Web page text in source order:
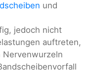
und
jedoch nicht
auftreten,
Nervenwurzeln